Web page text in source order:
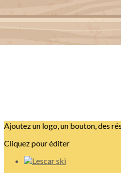
Ajoutez un logo, un bouton, des
Cliquez pour éditer